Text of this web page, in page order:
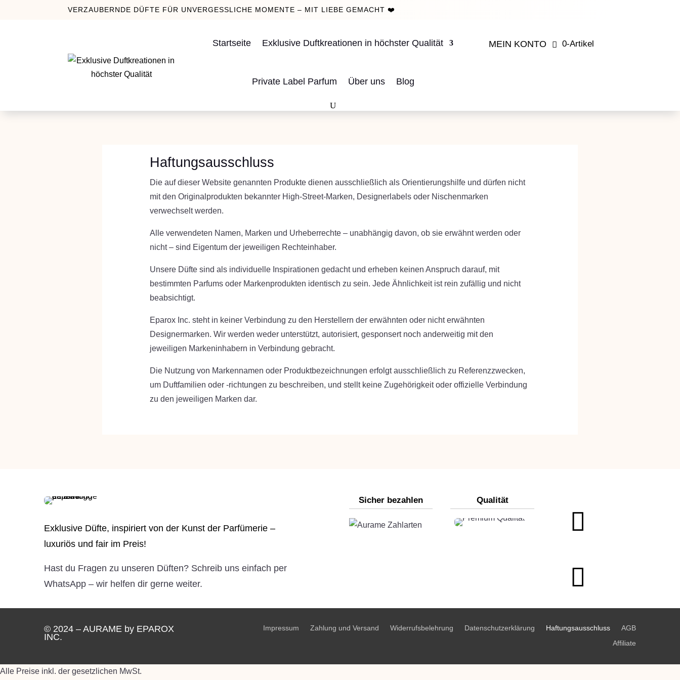
VERZAUBERNDE DÜFTE FÜR UNVERGESSLICHE MOMENTE – MIT LIEBE GEMACHT ❤️
Startseite Exklusive Duftkreationen in höchster Qualität
Private Label Parfum Über uns Blog
MEIN KONTO 0-Artikel
Haftungsausschluss
Die auf dieser Website genannten Produkte dienen ausschließlich als Orientierungshilfe und dürfen nicht
mit den Originalprodukten bekannter High-Street-Marken, Designerlabels oder Nischenmarken
verwechselt werden.
Alle verwendeten Namen, Marken und Urheberrechte – unabhängig davon, ob sie erwähnt werden oder
nicht – sind Eigentum der jeweiligen Rechteinhaber.
Unsere Düfte sind als individuelle Inspirationen gedacht und erheben keinen Anspruch darauf, mit
bestimmten Parfums oder Markenprodukten identisch zu sein. Jede Ähnlichkeit ist rein zufällig und nicht
beabsichtigt.
Eparox Inc. steht in keiner Verbindung zu den Herstellern der erwähnten oder nicht erwähnten
Designermarken. Wir werden weder unterstützt, autorisiert, gesponsert noch anderweitig mit den
jeweiligen Markeninhabern in Verbindung gebracht.
Die Nutzung von Markennamen oder Produktbezeichnungen erfolgt ausschließlich zu Referenzzwecken,
um Duftfamilien oder -richtungen zu beschreiben, und stellt keine Zugehörigkeit oder offizielle Verbindung
zu den jeweiligen Marken dar.
Exklusive Düfte, inspiriert von der Kunst der Parfümerie –
luxuriös und fair im Preis!
Hast du Fragen zu unseren Düften? Schreib uns einfach per
WhatsApp – wir helfen dir gerne weiter.
Sicher bezahlen Qualität
© 2024 – AURAME by EPAROX
INC.
Impressum Zahlung und Versand Widerrufsbelehrung Datenschutzerklärung Haftungsausschluss
AGB
Affiliate
Alle Preise inkl. der gesetzlichen MwSt.